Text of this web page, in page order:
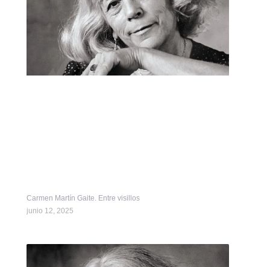
Carmen Martín Gaite. Entre visillos
junio 12, 2025